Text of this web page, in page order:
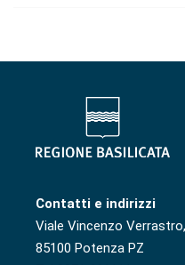
Contatti e indirizzi
Viale Vincenzo
85100 Potenza PZ